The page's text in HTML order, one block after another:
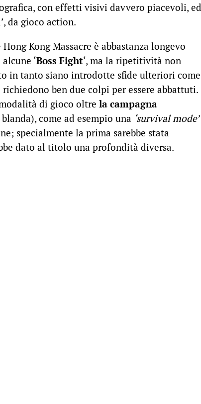
con effetti visivi davvero piacevoli, ed
da gioco action.
Kong Massacre è abbastanza longevo
‘Boss Fight‘, ma la ripetitività non
in tanto siano introdotte sfide ulteriori come
ben due colpi per essere abbattuti.
di gioco oltre la campagna
come ad esempio una ‘survival mode’
specialmente la prima sarebbe stata
dato al titolo una profondità diversa.